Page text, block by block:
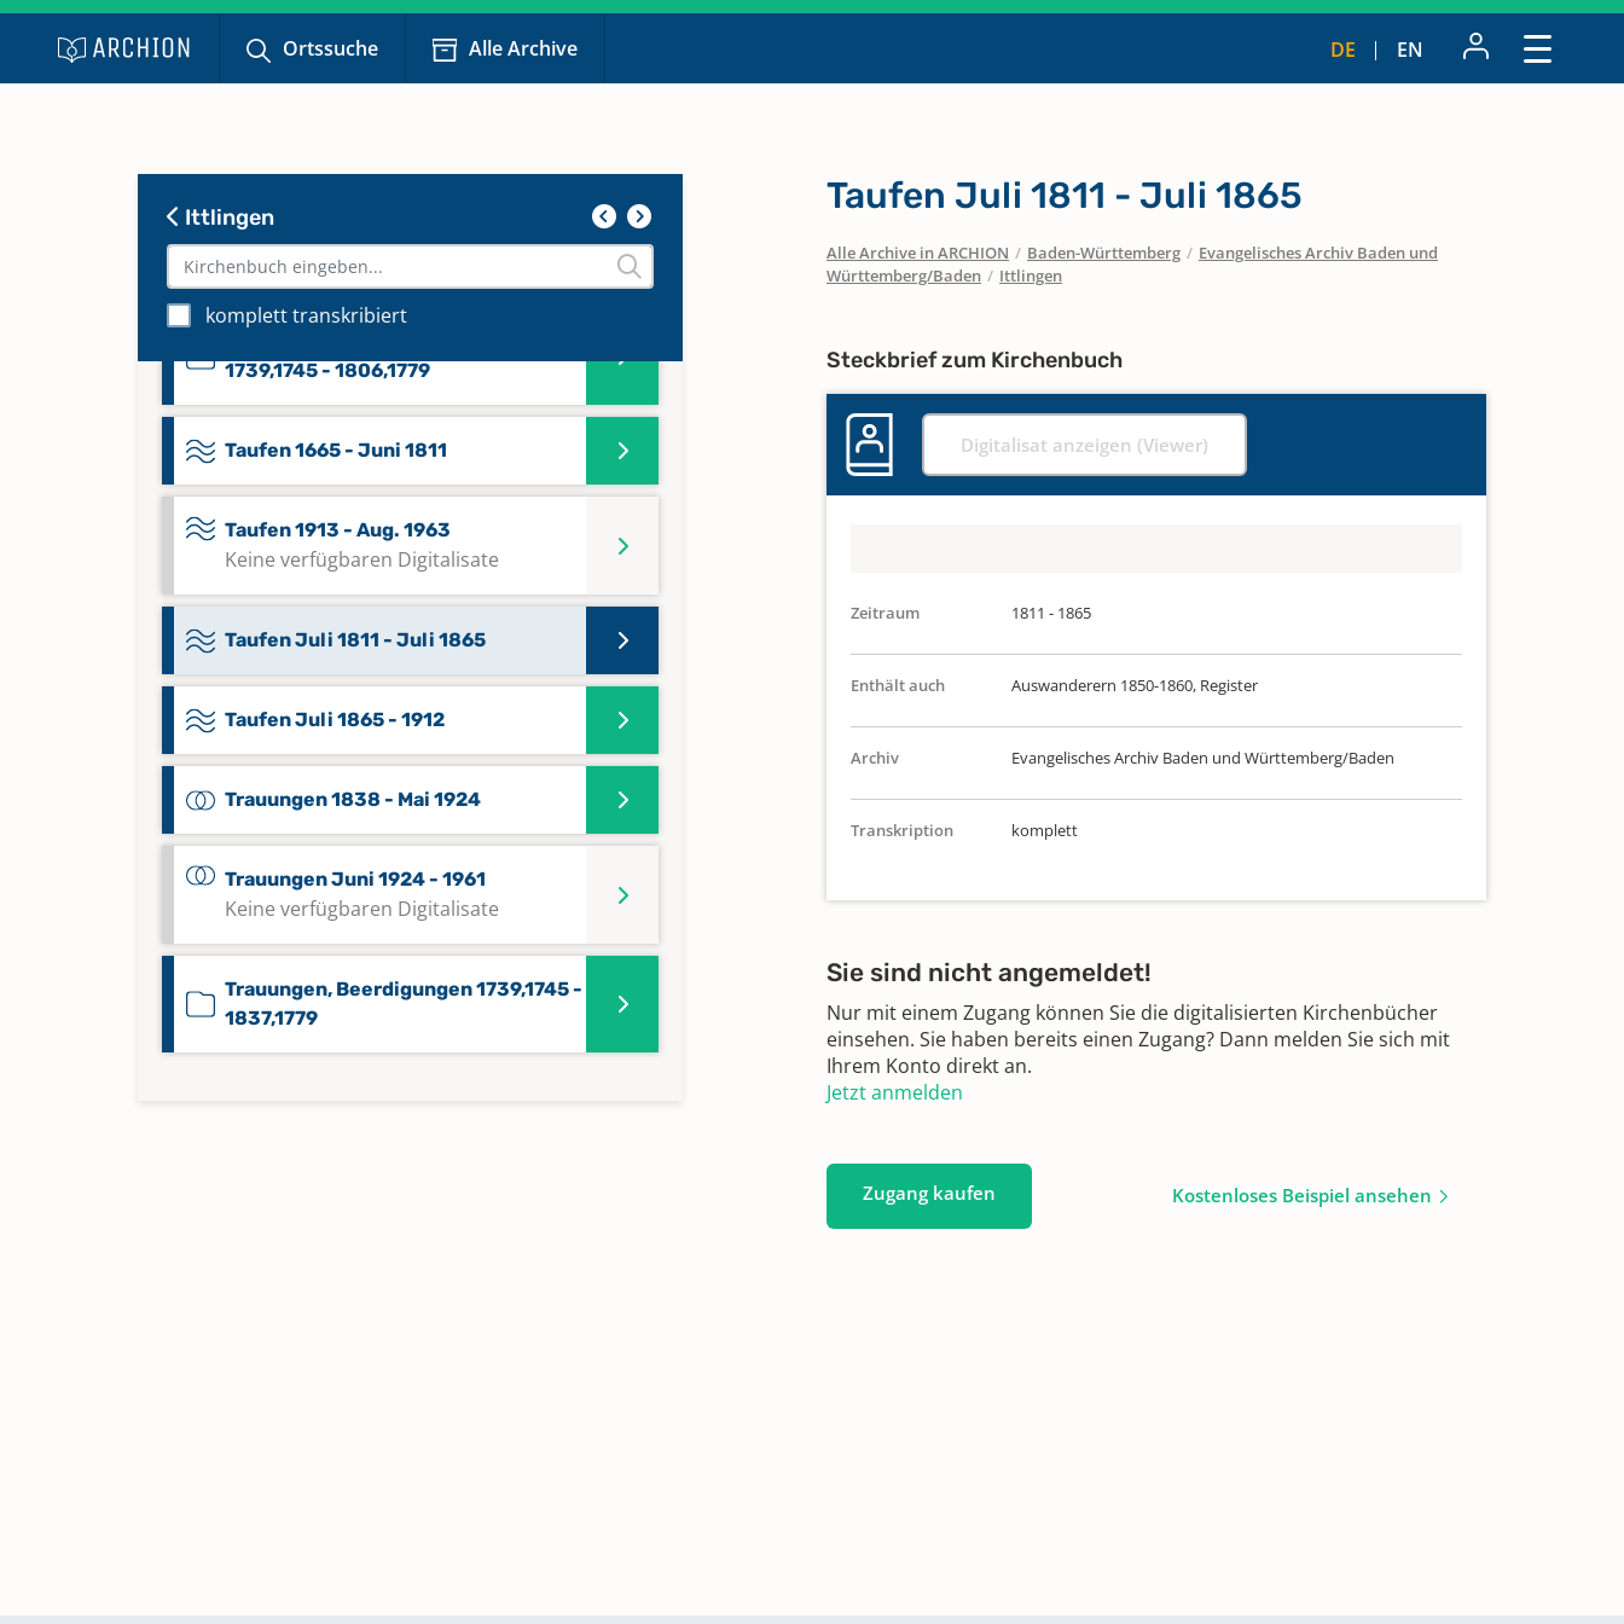
Ortssuche Alle Archive DE EN
Ittlingen
komplett transkribiert
Beerdigungen 1895 - Apr. 1962
Register Taufen 1665 - 1765
1739,1745 - 1806,1779
Taufen 1665 - Juni 1811
Taufen 1913 - Aug. 1963
Keine verfügbaren Digitalisate
Taufen Juli 1811 - Juli 1865
Taufen Juli 1865 - 1912
Trauungen 1838 - Mai 1924
Trauungen Juni 1924 - 1961
Keine verfügbaren Digitalisate
Trauungen, Beerdigungen 1739,1745 -
1837,1779
Taufen Juli 1811 - Juli 1865
Alle Archive in ARCHION / Baden-Württemberg / Evangelisches Archiv Baden und
Württemberg/Baden / Ittlingen
Steckbrief zum Kirchenbuch
Digitalisat anzeigen (Viewer)
Zeitraum 1811 - 1865
Enthält auch Auswanderern 1850-1860, Register
Archiv Evangelisches Archiv Baden und Württemberg/Baden
Transkription komplett
Sie sind nicht angemeldet!
Nur mit einem Zugang können Sie die digitalisierten Kirchenbücher
einsehen. Sie haben bereits einen Zugang? Dann melden Sie sich mit
Ihrem Konto direkt an.
Jetzt anmelden
Zugang kaufen Kostenloses Beispiel ansehen